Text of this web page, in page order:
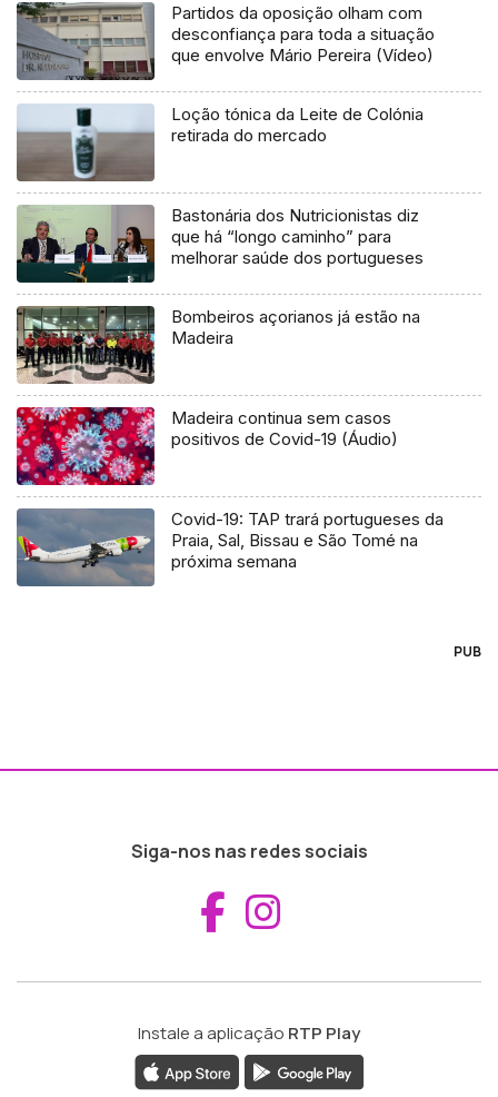
Partidos da oposição olham com
desconfiança para toda a situação
que envolve Mário Pereira (Vídeo)
Loção tónica da Leite de Colónia
retirada do mercado
Bastonária dos Nutricionistas diz
que há “longo caminho” para
melhorar saúde dos portugueses
Bombeiros açorianos já estão na
Madeira
Madeira continua sem casos
positivos de Covid-19 (Áudio)
Covid-19: TAP trará portugueses da
Praia, Sal, Bissau e São Tomé na
próxima semana
PUB
Siga-nos nas redes sociais
Aceder ao
Instale a aplicação RTP Play